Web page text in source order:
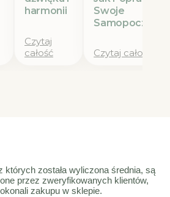
harmonii
Czytaj
całość
Swoje
Samopoczucie
Czytaj całość
których została wyliczona średnia, są
przez zweryfikowanych klientów,
zakupu w sklepie.